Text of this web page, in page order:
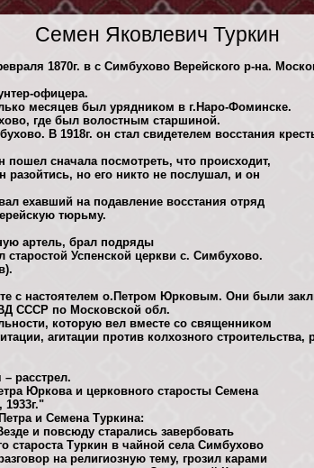
Семен Яковлевич Туркин
1870г. в с Симбухово Верейского р-на.
офицера.
месяцев был урядником в г.Наро-Фоминске.
где был волостным старшиной.
В 1918г. он стал свидетелем восстания
сначала посмотреть, что происходит,
разойтись, но его никто не послушал, и он
ехавший на подавление восстания отряд
тюрьму.
артель, брал подряды
старостой Успенской церкви с. Симбухово.
с настоятелем о.Петром Юрковым. Они были
СССР по Московской обл.
которую вел вместе со священником
агитации против колхозного строительства,
расстрел.
Юркова и церковного старосты Семена
и Семена Туркина:
и повсюду старались завербовать
староста Туркин в чайной села Симбухово
на религиозную тему, грозил карами